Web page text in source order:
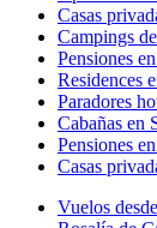
Casas
Campings
Pensiones
Residences
Paradores
Cabañas en
Pensiones
Casas
Vuelos